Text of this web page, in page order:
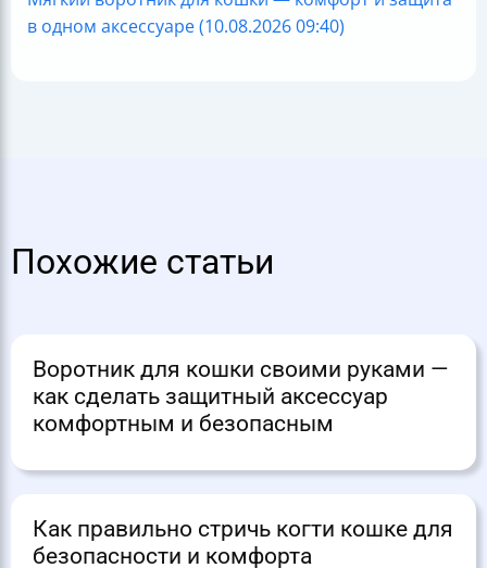
в одном аксессуаре (10.08.2026 09:40)
Похожие статьи
Воротник для кошки своими руками —
как сделать защитный аксессуар
комфортным и безопасным
Как правильно стричь когти кошке для
безопасности и комфорта